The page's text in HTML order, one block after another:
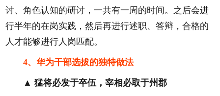
讨、角色认知的研讨，一共有一周的时间。之后会进
行半年的在岗实践，然后再进行述职、答辩，合格的
人才能够进行人岗匹配。
4、华为干部选拔的独特做法
▲ 猛将必发于卒伍，宰相必取于州郡